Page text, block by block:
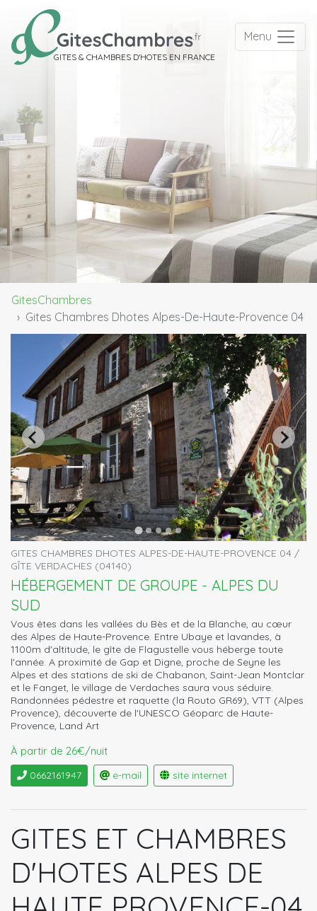
GITES & CHAMBRES D'HOTES EN FRANCE
Menu
GitesChambres
Gites Chambres Dhotes Alpes-De-Haute-Provence 04
GITES CHAMBRES DHOTES ALPES-DE-HAUTE-PROVENCE 04 /
GÎTE VERDACHES (04140)
HÉBERGEMENT DE GROUPE - ALPES DU
SUD
Vous êtes dans les vallées du Bès et de la Blanche, au cœur
des Alpes de Haute-Provence. Entre Ubaye et lavandes, à
1100m d'altitude, le gîte de Flagustelle vous héberge toute
l'année. A proximité de Gap et Digne, proche de Seyne les
Alpes et des stations de ski de Chabanon, Saint-Jean Montclar
et le Fanget, le village de Verdaches saura vous séduire.
Randonnées pédestre et raquette (la Routo GR69), VTT (Alpes
Provence), découverte de l'UNESCO Géoparc de Haute-
Provence, Land Art
À partir de 26€/nuit
0662161947 e-mail site internet
GITES ET CHAMBRES
D'HOTES ALPES DE